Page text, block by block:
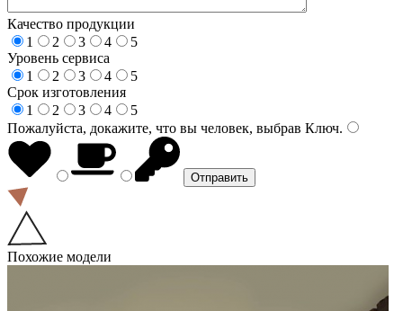
Качество продукции
1
2 3 4
5
Уровень сервиса
1
2 3 4
5
Срок изготовления
1
2 3 4
5
Пожалуйста, докажите, что вы человек, выбрав Ключ.
Похожие модели